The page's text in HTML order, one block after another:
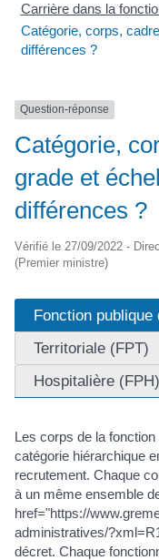
Carrière dans la
Catégorie, corps,
différences ?
Question-réponse
Catégorie,
grade et
différences ?
Vérifié le 27/09/2022 -
(Premier ministre)
Fonction publique
Territoriale (FPT)
Hospitalière (FPH)
Les corps de la
catégorie hiérarchique
recrutement. Chaque
à un même ensemble
href="https://
administratives/
décret. Chaque